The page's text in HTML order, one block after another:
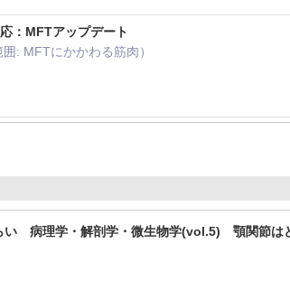
：MFTアップデート
: MFTにかかわる筋肉）
病理学・解剖学・微生物学(vol.5) 顎関節は